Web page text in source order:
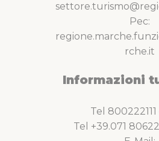
Pec:
rche.it
Informazioni
Tel
Tel +39.071